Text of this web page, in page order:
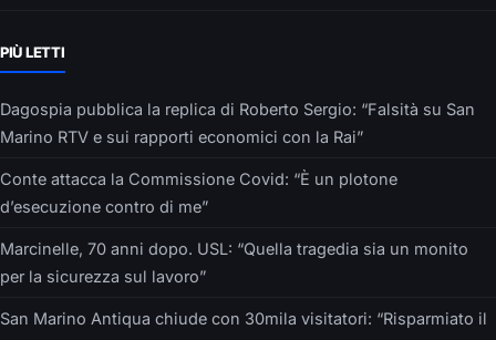
PIÙ LETTI
Dagospia pubblica la replica di Roberto Sergio: “Falsità su San
Marino RTV e sui rapporti economici con la Rai”
Conte attacca la Commissione Covid: “È un plotone
d’esecuzione contro di me”
Marcinelle, 70 anni dopo. USL: “Quella tragedia sia un monito
per la sicurezza sul lavoro”
San Marino Antiqua chiude con 30mila visitatori: “Risparmiato il